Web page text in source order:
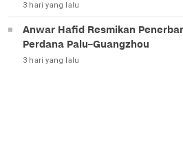
3 hari yang lalu
Anwar Hafid Resmikan
Perdana Palu–Guangzhou
3 hari yang lalu